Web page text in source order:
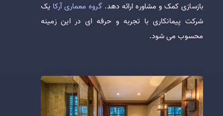
بازسازی کمک و مشاوره ارائه دهد.گروه معماری آرکا یک
شرکت پیمانکاری با تجربه و حرفه ای در این زمینه
محسوب می شود.